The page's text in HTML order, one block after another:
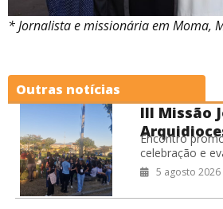
* Jornalista e missionária em Moma,
Outras notícias
III Missão
jovens no
Encontro
celebração e
fortalecendo o
da juventude da
Sebastião do
5 agosto 2026